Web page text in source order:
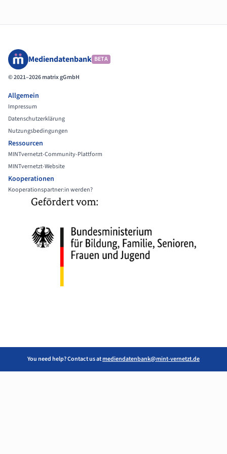
Mediendatenbank BETA
© 2021–2026 matrix gGmbH
Allgemein
Impressum
Datenschutzerklärung
Nutzungsbedingungen
Ressourcen
MINTvernetzt-Community-Plattform
MINTvernetzt-Website
Kooperationen
Kooperationspartner:in werden?
You need help? Contact us atmediendatenbank@mint-vernetzt.de